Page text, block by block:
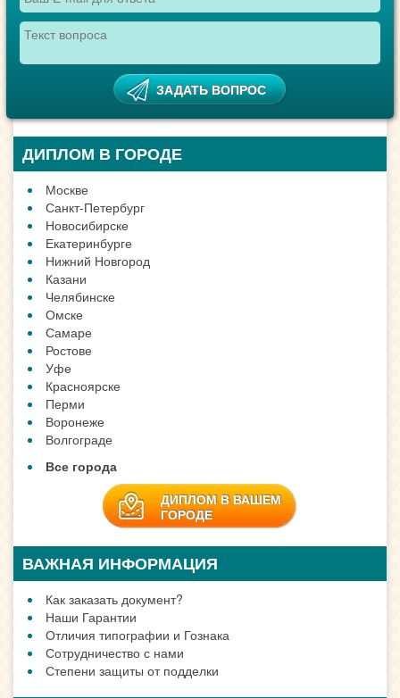
ДИПЛОМ В ГОРОДЕ
Москве
Санкт-Петербург
Новосибирске
Екатеринбурге
Нижний Новгород
Казани
Челябинске
Омске
Самаре
Ростове
Уфе
Красноярске
Перми
Воронеже
Волгограде
Все города
ДИПЛОМ В ВАШЕМ
ГОРОДЕ
ВАЖНАЯ ИНФОРМАЦИЯ
Как заказать документ?
Наши Гарантии
Отличия типографии и Гознака
Сотрудничество с нами
Степени защиты от подделки